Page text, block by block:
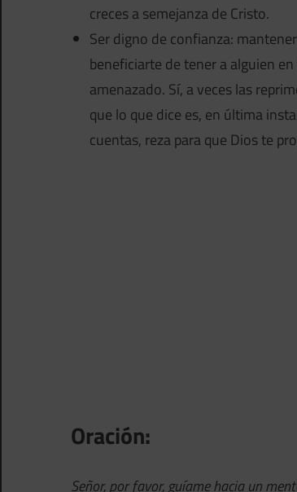
creces a semejanza de Cristo.
Ser digno de confianza:
beneficiarte de tener a alguien
amenazado. Sí, a veces las
que lo que dice es, en última
cuentas, reza para que Dios te
Oración:
Señor, por favor, guíame hacia un